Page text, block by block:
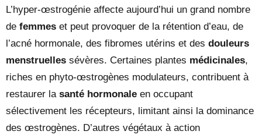
L’hyper-œstrogénie affecte aujourd’hui un grand nombre
de femmes et peut provoquer de la rétention d’eau, de
l’acné hormonale, des fibromes utérins et des douleurs
menstruelles sévères. Certaines plantes médicinales,
riches en phyto-œstrogènes modulateurs, contribuent à
restaurer la santé hormonale en occupant
sélectivement les récepteurs, limitant ainsi la dominance
des œstrogènes. D’autres végétaux à action